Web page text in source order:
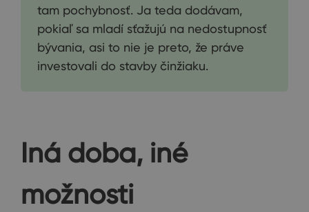
tam pochybnosť. Ja teda dodávam,
pokiaľ sa mladí sťažujú na nedostupnosť
bývania, asi to nie je preto, že práve
investovali do stavby činžiaku.
Iná doba, iné
možnosti